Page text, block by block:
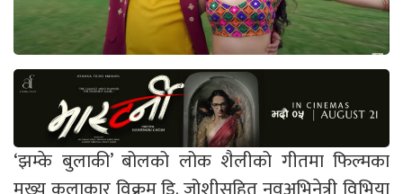
‘झम्के बुलाकी’ बोलको लोक शैलीको गीतमा फिल्मका